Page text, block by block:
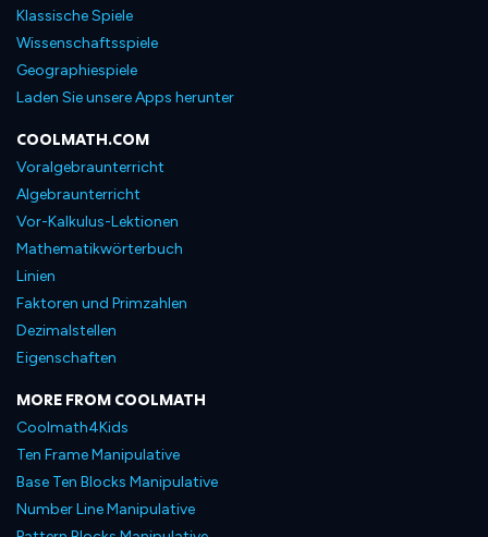
Klassische Spiele
Wissenschaftsspiele
Geographiespiele
Laden Sie unsere Apps herunter
COOLMATH.COM
Voralgebraunterricht
Algebraunterricht
Vor-Kalkulus-Lektionen
Mathematikwörterbuch
Linien
Faktoren und Primzahlen
Dezimalstellen
Eigenschaften
MORE FROM COOLMATH
Coolmath4Kids
Ten Frame Manipulative
Base Ten Blocks Manipulative
Number Line Manipulative